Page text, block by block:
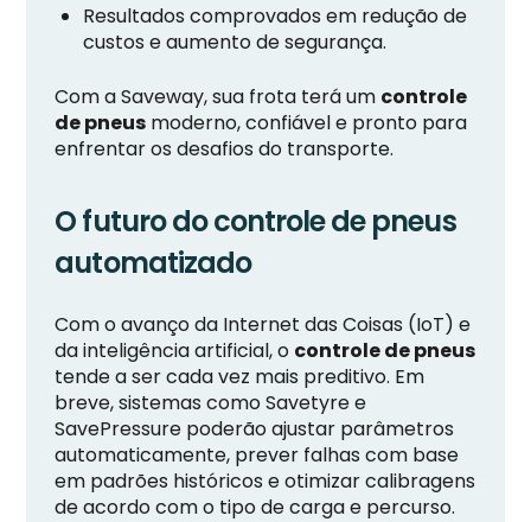
Resultados comprovados em redução de
custos e aumento de segurança.
Com a Saveway, sua frota terá um controle
de pneus moderno, confiável e pronto para
enfrentar os desafios do transporte.
O futuro do controle de pneus
automatizado
Com o avanço da Internet das Coisas (IoT) e
da inteligência artificial, o controle de pneus
tende a ser cada vez mais preditivo. Em
breve, sistemas como Savetyre e
SavePressure poderão ajustar parâmetros
automaticamente, prever falhas com base
em padrões históricos e otimizar calibragens
de acordo com o tipo de carga e percurso.